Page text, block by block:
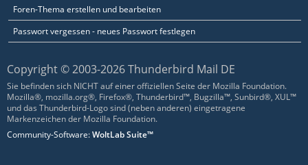
Foren-Thema erstellen und bearbeiten
Passwort vergessen - neues Passwort festlegen
Copyright © 2003-2026 Thunderbird Mail DE
Sie befinden sich NICHT auf einer offiziellen Seite der Mozilla Foundation.
Mozilla®, mozilla.org®, Firefox®, Thunderbird™, Bugzilla™, Sunbird®, XUL™
und das Thunderbird-Logo sind (neben anderen) eingetragene
Markenzeichen der Mozilla Foundation.
Community-Software:WoltLab Suite™